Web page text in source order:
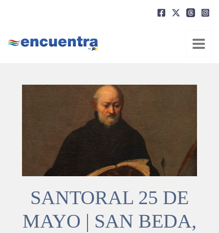
SANTORAL 25 DE
MAYO | SAN BEDA,